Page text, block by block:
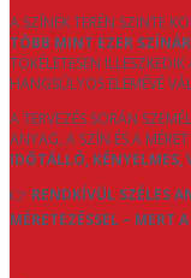
A SZÍNEK TERÉN SZINTE
TÖBB MINT EZER
TÖKÉLETESEN
HANGSÚLYOS ELEMÉVÉ
A TERVEZÉS SORÁN
ANYAG, A SZÍN ÉS A
IDŐTÁLLÓ, KÉNYELMES,
👉 RENDKÍVÜL SZÉLES
MÉRETEZÉSSEL – MERT